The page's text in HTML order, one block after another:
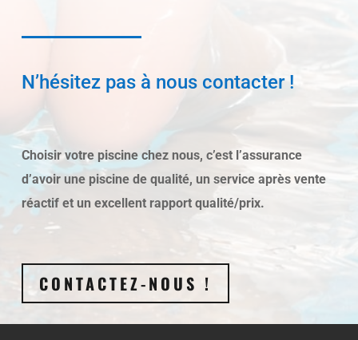
N’hésitez pas à nous contacter !
Choisir votre piscine chez nous, c’est l’assurance
d’avoir une piscine de qualité, un service après vente
réactif et un excellent rapport qualité/prix.
CONTACTEZ-NOUS !